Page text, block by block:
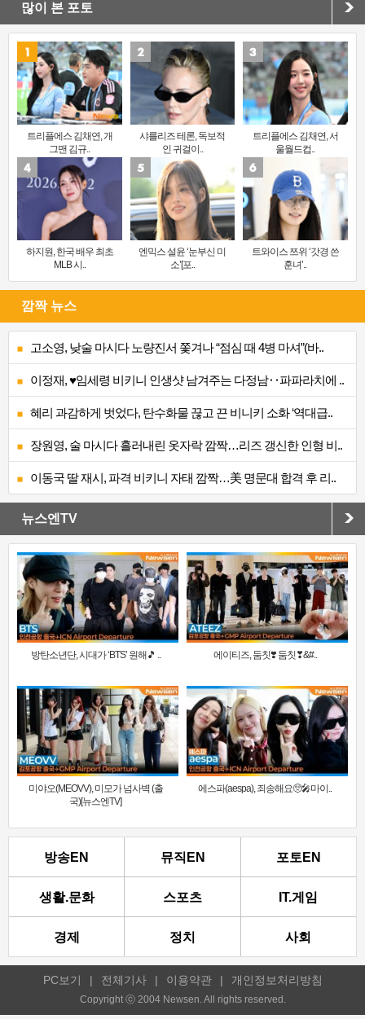
많이 본 포토
트리플에스 김채연, 개
그맨 김규..
샤를리즈 테론, 독보적
인 귀걸이..
트리플에스 김채연, 서
울월드컵..
하지원, 한국 배우 최초
MLB 시..
엔믹스 설윤 ‘눈부신 미
소’[포..
트와이스 쯔위 ‘갓경 쓴
훈녀’..
깜짝 뉴스
고소영, 낮술 마시다 노량진서 쫓겨나 “점심 때 4병 마셔”(바..
이정재, ♥임세령 비키니 인생샷 남겨주는 다정남‥파파라치에 ..
혜리 과감하게 벗었다, 탄수화물 끊고 끈 비니키 소화 ‘역대급..
장원영, 술 마시다 흘러내린 옷자락 깜짝…리즈 갱신한 인형 비..
이동국 딸 재시, 파격 비키니 자태 깜짝…美 명문대 합격 후 리..
뉴스엔TV
방탄소년단, 시대가 ‘BTS’ 원해🎵 .. 에이티즈, 둠칫❣️ 둠칫❣&#..
미야오(MEOVV), 미모가 넘사벽 (출
국)[뉴스엔TV]
에스파(aespa), 죄송해요🥺🎤마이..
방송EN 뮤직EN 포토EN
생활.문화 스포츠 IT.게임
경제 정치 사회
PC보기 | 전체기사 | 이용약관 | 개인정보처리방침
Copyright ⓒ 2004 Newsen. All rights reserved.